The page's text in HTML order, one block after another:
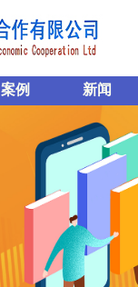
案例 新闻